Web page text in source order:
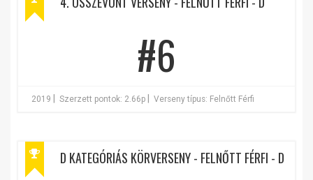
#6
2019 Szerzett pontok: 2.66p Verseny típus: Felnőtt Férfi
D KATEGÓRIÁS KÖRVERSENY - FELNŐTT FÉRFI - D